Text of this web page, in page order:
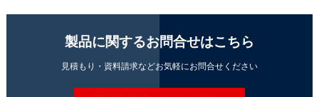
製品に関するお問合せはこちら
見積もり・資料請求などお気軽にお問合せください